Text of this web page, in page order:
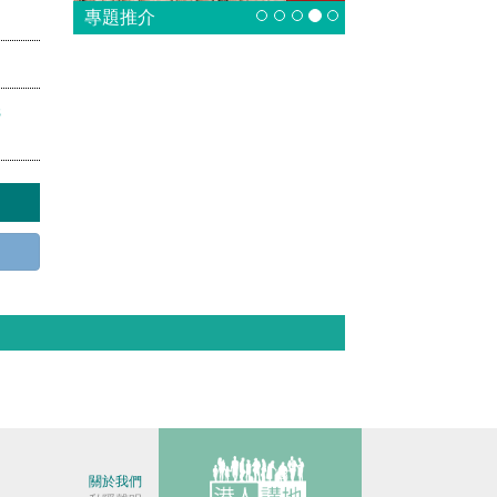
專題推介
關於我們